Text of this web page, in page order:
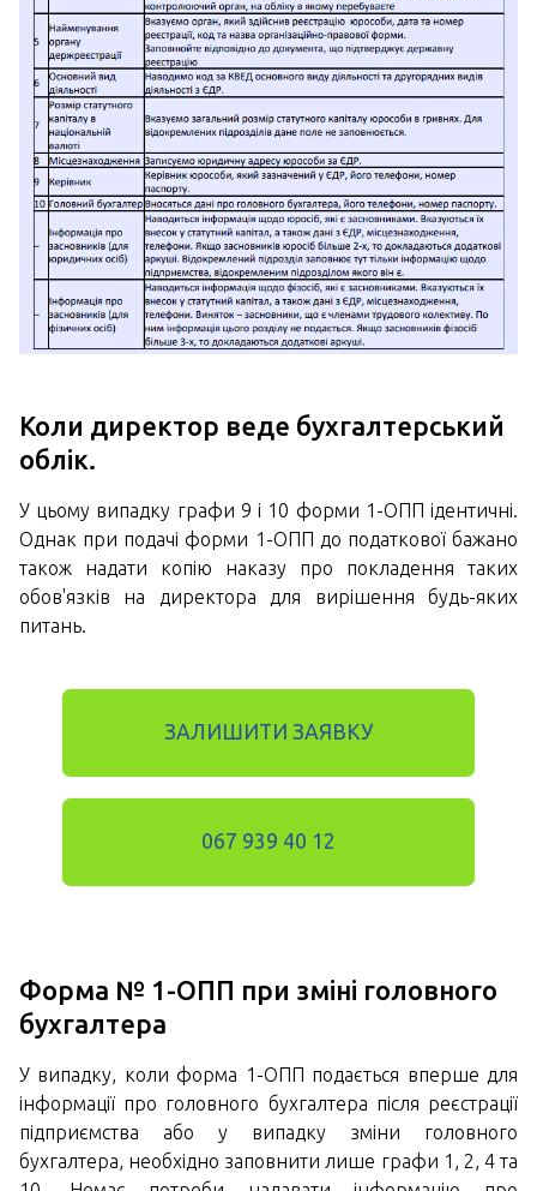
Коли директор веде бухгалтерський
облік.
У цьому випадку графи 9 і 10 форми 1-ОПП ідентичні.
Однак при подачі форми 1-ОПП до податкової бажано
також надати копію наказу про покладення таких
обов'язків на директора для вирішення будь-яких
питань.
ЗАЛИШИТИ ЗАЯВКУ
067 939 40 12
Форма № 1-ОПП при зміні головного
бухгалтера
У випадку, коли форма 1-ОПП подається вперше для
інформації про головного бухгалтера після реєстрації
підприємства або у випадку зміни головного
бухгалтера, необхідно заповнити лише графи 1, 2, 4 та